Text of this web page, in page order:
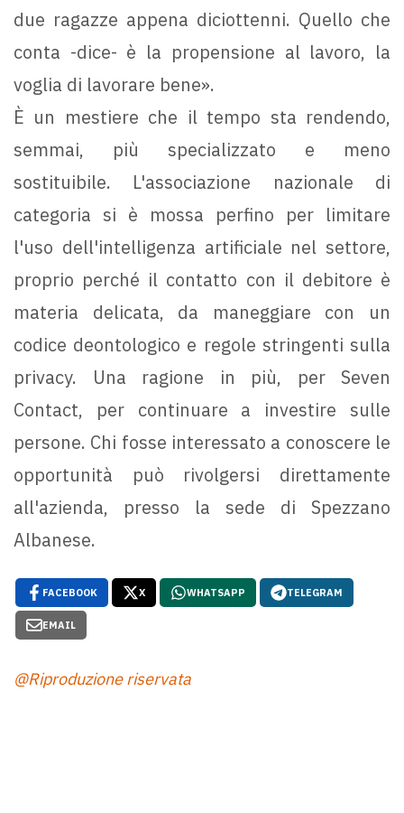
due ragazze appena diciottenni. Quello che
conta -dice- è la propensione al lavoro, la
voglia di lavorare bene».
È un mestiere che il tempo sta rendendo,
semmai, più specializzato e meno
sostituibile. L'associazione nazionale di
categoria si è mossa perfino per limitare
l'uso dell'intelligenza artificiale nel settore,
proprio perché il contatto con il debitore è
materia delicata, da maneggiare con un
codice deontologico e regole stringenti sulla
privacy. Una ragione in più, per Seven
Contact, per continuare a investire sulle
persone. Chi fosse interessato a conoscere le
opportunità può rivolgersi direttamente
all'azienda, presso la sede di Spezzano
Albanese.
FACEBOOK X WHATSAPP TELEGRAM
EMAIL
@Riproduzione riservata